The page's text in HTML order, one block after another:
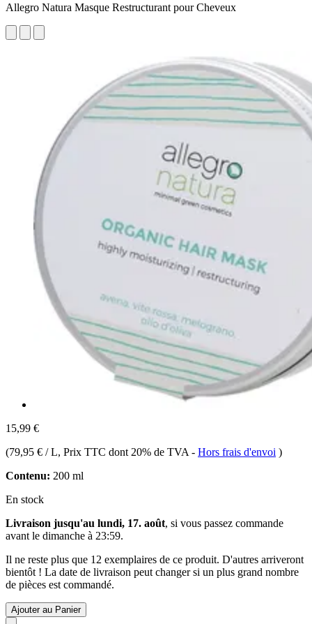
Allegro Natura Masque Restructurant pour Cheveux
15,99 €
(79,95 € / L, Prix TTC dont 20% de TVA - Hors frais d'envoi )
Contenu: 200 ml
En stock
Livraison jusqu'au lundi, 17. août, si vous passez commande
avant le dimanche à 23:59.
Il ne reste plus que 12 exemplaires de ce produit. D'autres arriveront
bientôt ! La date de livraison peut changer si un plus grand nombre
de pièces est commandé.
Ajouter au Panier